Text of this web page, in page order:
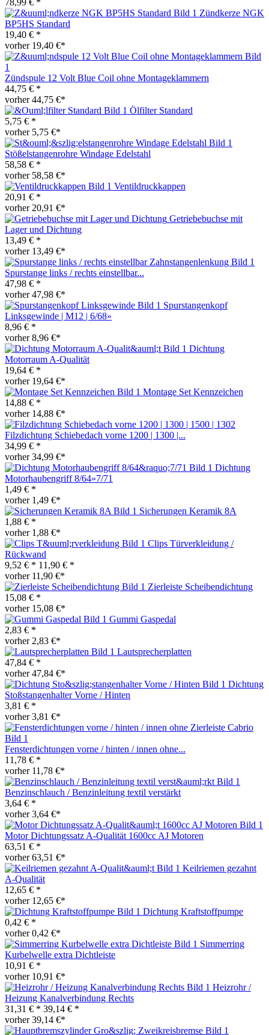
Zündkerze NGK
BP5HS Standard
19,40 € *
vorher 19,40 €*
Zündspule 12 Volt Blue Coil ohne Montageklammern
44,75 € *
vorher 44,75 €*
Ölfilter Standard
5,75 € *
vorher 5,75 €*
Stößelstangenrohre Windage Edelstahl
58,58 € *
vorher 58,58 €*
Ventildruckkappen
20,91 € *
vorher 20,91 €*
Getriebebuchse mit
Lager und Dichtung
13,49 € *
vorher 13,49 €*
Spurstange links / rechts einstellbar...
47,98 € *
vorher 47,98 €*
Spurstangenkopf
Linksgewinde | M12 | 6/68»
8,96 € *
vorher 8,96 €*
Dichtung
Motorraum A-Qualität
19,64 € *
vorher 19,64 €*
Montage Set Kennzeichen
14,88 € *
vorher 14,88 €*
Filzdichtung Schiebedach vorne 1200 | 1300 |...
34,99 € *
vorher 34,99 €*
Dichtung
Motorhaubengriff 8/64»7/71
1,49 € *
vorher 1,49 €*
Sicherungen Keramik 8A
1,88 € *
vorher 1,88 €*
Clips Türverkleidung /
Rückwand
9,52 € * 11,90 € *
vorher 11,90 €*
Zierleiste Scheibendichtung
15,08 € *
vorher 15,08 €*
Gummi Gaspedal
2,83 € *
vorher 2,83 €*
Lautsprecherplatten
47,84 € *
vorher 47,84 €*
Dichtung
Stoßstangenhalter Vorne / Hinten
3,81 € *
vorher 3,81 €*
Fensterdichtungen vorne / hinten / innen ohne...
11,78 € *
vorher 11,78 €*
Benzinschlauch / Benzinleitung textil verstärkt
3,64 € *
vorher 3,64 €*
Motor Dichtungssatz A-Qualität 1600cc AJ Motoren
63,51 € *
vorher 63,51 €*
Keilriemen gezahnt
A-Qualität
12,65 € *
vorher 12,65 €*
Dichtung Kraftstoffpumpe
0,42 € *
vorher 0,42 €*
Simmerring
Kurbelwelle extra Dichtleiste
10,91 € *
vorher 10,91 €*
Heizrohr /
Heizung Kanalverbindung Rechts
31,31 € * 39,14 € *
vorher 39,14 €*